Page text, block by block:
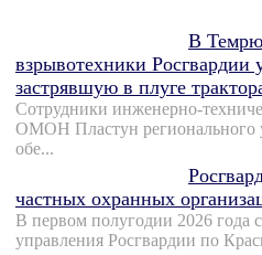
В
взрывотехники
застрявшую в плуге
Сотрудники инженерно-
ОМОН Пластун регионального
обе...
частных охранных
В первом полугодии 2026 года
управления Росгвардии по